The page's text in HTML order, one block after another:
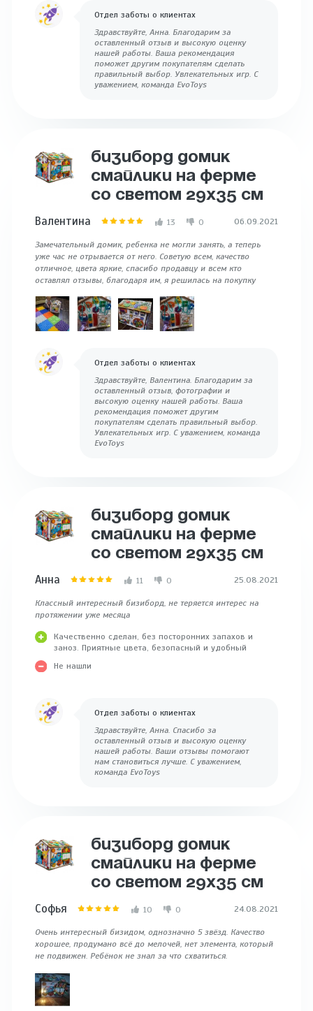
Отдел заботы о клиентах
Здравствуйте, Анна. Благодарим за
оставленный отзыв и высокую оценку
нашей работы. Ваша рекомендация
поможет другим покупателям сделать
правильный выбор. Увлекательных игр. С
уважением, команда EvoToys
БИЗИБОРД ДОМИК
СМАЙЛИКИ НА ФЕРМЕ
СО СВЕТОМ 29Х35 СМ
Валентина 13 0 06.09.2021
Замечательный домик, ребенка не могли занять, а теперь
уже час не отрывается от него. Советую всем, качество
отличное, цвета яркие, спасибо продавцу и всем кто
оставлял отзывы, благодаря им, я решилась на покупку
Отдел заботы о клиентах
Здравствуйте, Валентина. Благодарим за
оставленный отзыв, фотографии и
высокую оценку нашей работы. Ваша
рекомендация поможет другим
покупателям сделать правильный выбор.
Увлекательных игр. С уважением, команда
EvoToys
БИЗИБОРД ДОМИК
СМАЙЛИКИ НА ФЕРМЕ
СО СВЕТОМ 29Х35 СМ
Анна 11 0 25.08.2021
Классный интересный бизиборд, не теряется интерес на
протяжении уже месяца
Качественно сделан, без посторонних запахов и
заноз. Приятные цвета, безопасный и удобный
Не нашли
Отдел заботы о клиентах
Здравствуйте, Анна. Спасибо за
оставленный отзыв и высокую оценку
нашей работы. Ваши отзывы помогают
нам становиться лучше. С уважением,
команда EvoToys
БИЗИБОРД ДОМИК
СМАЙЛИКИ НА ФЕРМЕ
СО СВЕТОМ 29Х35 СМ
Софья 10 0 24.08.2021
Очень интересный бизидом, однозначно 5 звёзд. Качество
хорошее, продумано всё до мелочей, нет элемента, который
не подвижен. Ребёнок не знал за что схватиться.